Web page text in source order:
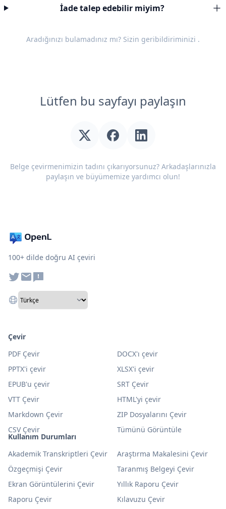
İade talep edebilir miyim?
Aradığınızı bulamadınız mı? Sizin geribildiriminizi .
Lütfen bu sayfayı paylaşın
Belge çevirmenimizin tadını çıkarıyorsunuz? Arkadaşlarınızla
paylaşın ve büyümemize yardımcı olun!
100+ dilde doğru AI çeviri
Kullanım Durumları
Akademik Transkriptleri Çevir
Araştırma Makalesini Çevir
Özgeçmişi Çevir
Taranmış Belgeyi Çevir
Ekran Görüntülerini Çevir
Yıllık Raporu Çevir
Raporu Çevir
Kılavuzu Çevir
Çevir
PDF Çevir
DOCX'ı çevir
PPTX'i çevir
XLSX'i çevir
EPUB'u çevir
SRT Çevir
VTT Çevir
HTML'yi çevir
Markdown Çevir
ZIP Dosyalarını Çevir
CSV Çevir
Tümünü Görüntüle